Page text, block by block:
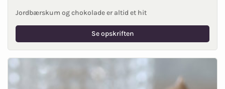
Jordbærskum og chokolade er altid et hit
Se opskriften